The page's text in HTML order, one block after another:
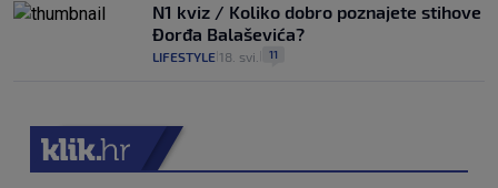
N1 kviz / Koliko dobro poznajete stihove
Đorđa Balaševića?
LIFESTYLE 18. svi. 11